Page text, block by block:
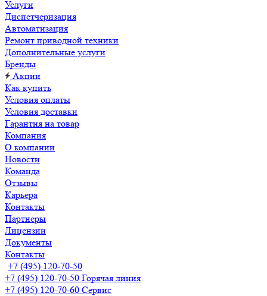
Услуги
Диспетчеризация
Автоматизация
Ремонт приводной техники
Дополнительные услуги
Бренды
Акции
Как купить
Условия оплаты
Условия доставки
Гарантия на товар
Компания
О компании
Новости
Команда
Отзывы
Карьера
Контакты
Партнеры
Лицензии
Документы
Контакты
+7 (495) 120-70-50
+7 (495) 120-70-50 Горячая линия
+7 (495) 120-70-60 Сервис